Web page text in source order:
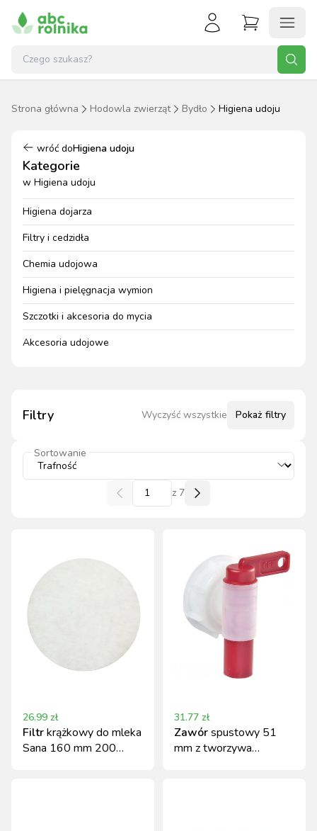
Strona główna Hodowla zwierząt Bydło Higiena udoju
wróć doHigiena udoju
Kategorie
w Higiena udoju
Higiena dojarza
Filtry i cedzidła
Chemia udojowa
Higiena i pielęgnacja wymion
Szczotki i akcesoria do mycia
Akcesoria udojowe
Filtry Wyczyść wszystkie Pokaż filtry
Sortowanie
z 7
26.99 zł
Filtrkrążkowy do mleka
Sana 160 mm 200
31.77 zł
Zawórspustowy 51
mm z tworzywa